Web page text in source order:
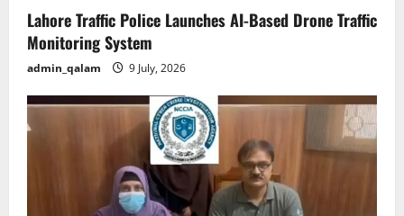
Lahore Traffic Police Launches AI-Based Drone Traffic
Monitoring System
admin_qalam 9 July, 2026